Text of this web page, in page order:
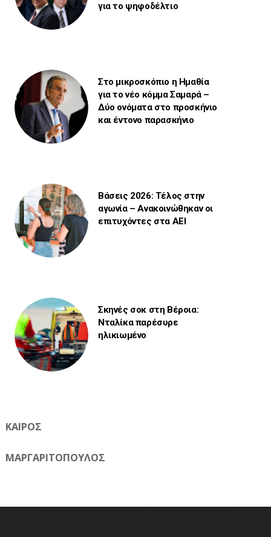
για το ψηφοδέλτιο
Στο μικροσκόπιο η Ημαθία
για το νέο κόμμα Σαμαρά –
Δύο ονόματα στο προσκήνιο
και έντονο παρασκήνιο
Βάσεις 2026: Τέλος στην
αγωνία – Ανακοινώθηκαν οι
επιτυχόντες στα ΑΕΙ
Σκηνές σοκ στη Βέροια:
Νταλίκα παρέσυρε
ηλικιωμένο
ΚΑΙΡΟΣ
ΜΑΡΓΑΡΙΤΟΠΟΥΛΟΣ